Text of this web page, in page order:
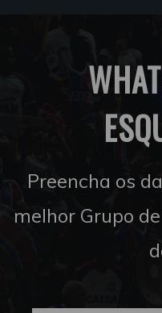
Preencha os
melhor Grupo